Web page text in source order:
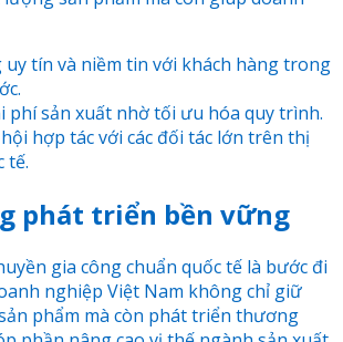
uy tín và niềm tin với khách hàng trong
phí sản xuất nhờ tối ưu hóa quy trình.
hợp tác với các đối tác lớn trên thị
tế.
phát triển bền vững
gia công chuẩn quốc tế là bước đi
nghiệp Việt Nam không chỉ giữ
phẩm mà còn phát triển thương